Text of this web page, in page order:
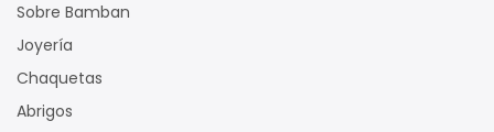
Sobre Bamban
Joyería
Chaquetas
Abrigos